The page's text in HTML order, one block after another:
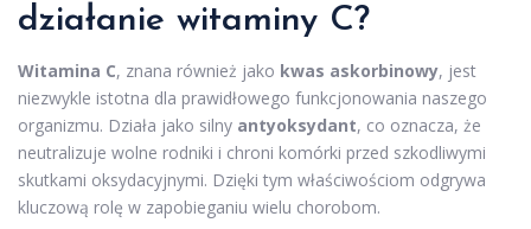
działanie witaminy C?
Witamina C, znana również jako kwas askorbinowy, jest
niezwykle istotna dla prawidłowego funkcjonowania naszego
organizmu. Działa jako silny antyoksydant, co oznacza, że
neutralizuje wolne rodniki i chroni komórki przed szkodliwymi
skutkami oksydacyjnymi. Dzięki tym właściwościom odgrywa
kluczową rolę w zapobieganiu wielu chorobom.